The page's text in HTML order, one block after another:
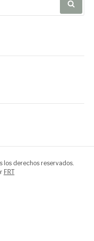
los derechos reservados.
FRT